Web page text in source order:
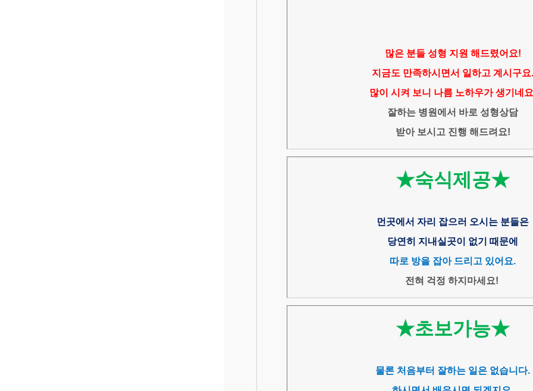
많은 분들 성형 지원 해드렸어요!
지금도 만족하시면서 일하고 계시구요.
많이 시켜 보니 나름 노하우가 생기네
잘하는 병원에서 바로 성형상담
받아 보시고 진행 해드려요!
★숙식제공★
먼곳에서 자리 잡으러 오시는 분들은
당연히 지내실곳이 없기 때문에
따로 방을 잡아 드리고 있어요.
전혀 걱정 하지마세요!
★초보가능★
물론 처음부터 잘하는 일은 없습니다.